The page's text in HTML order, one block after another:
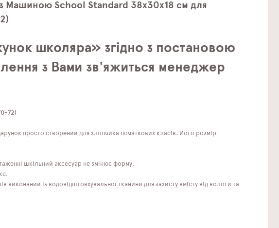
Машиною School Standard 38х30х18 см для
школяра» згідно з постановою
з Вами зв'яжиться менеджер
72)
просто створений для хлопчика початкових класів. Його розмір
шкільний аксесуар не змінює форму.
із водовідштовхувальної тканини для захисту вмісту від вологи та